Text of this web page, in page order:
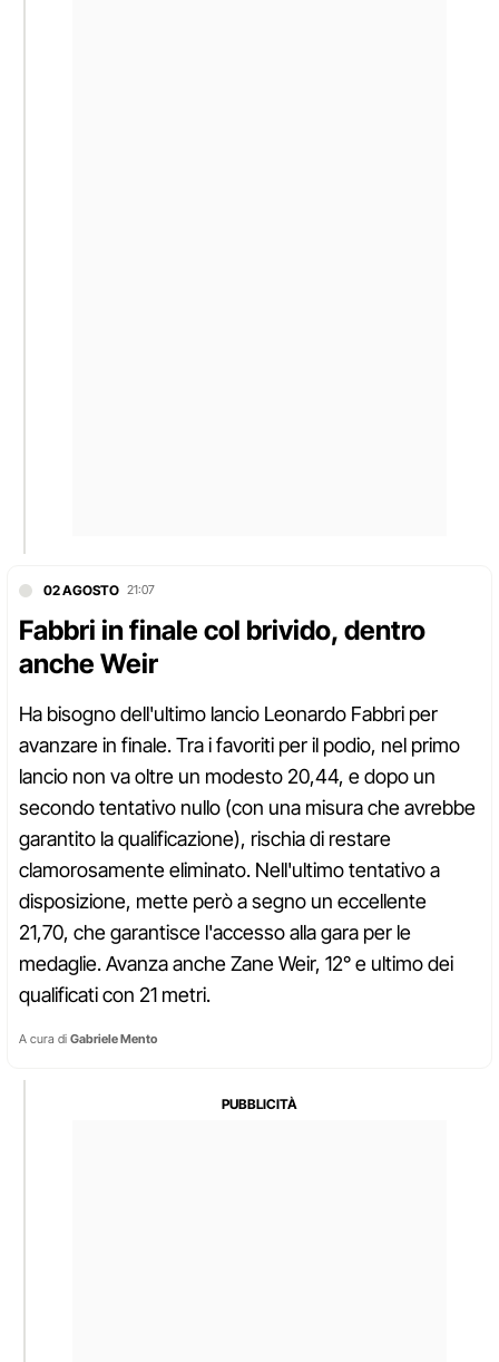
02 AGOSTO 21:07
Fabbri in finale col brivido, dentro
anche Weir
Ha bisogno dell'ultimo lancio Leonardo Fabbri per
avanzare in finale. Tra i favoriti per il podio, nel primo
lancio non va oltre un modesto 20,44, e dopo un
secondo tentativo nullo (con una misura che avrebbe
garantito la qualificazione), rischia di restare
clamorosamente eliminato. Nell'ultimo tentativo a
disposizione, mette però a segno un eccellente
21,70, che garantisce l'accesso alla gara per le
medaglie. Avanza anche Zane Weir, 12° e ultimo dei
qualificati con 21 metri.
A cura di Gabriele Mento